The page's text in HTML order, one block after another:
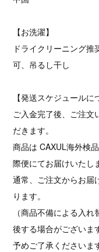
【お洗濯】
ドライクリーニング
可、吊るし干し
【発送スケジュールに
ご入金完了後、ご注文
だきます。
商品は CAXUL海外検
際便にてお届けいたし
通常、ご注文からお届
ります。
（商品不備による入
後する場合がございま
予めご了承くださいま